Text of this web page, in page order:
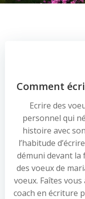
Comment
Ecrire des
personnel qui
histoire avec
l’habitude
démuni devant la
des voeux de
voeux. Faîtes
coach en écriture